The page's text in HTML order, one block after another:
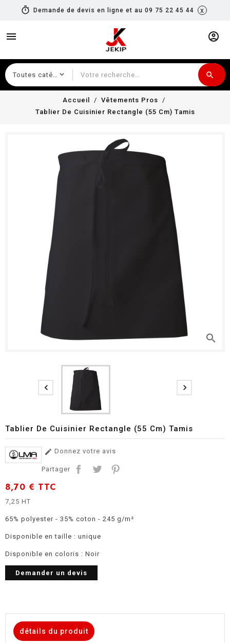
timer Demande de devis en ligne et au 09 75 22 45 44 x
menu account_circle
search
Accueil
Vêtements Pros
Tablier De Cuisinier Rectangle (55 Cm) Tamis
search
 
Tablier De Cuisinier Rectangle (55 Cm) Tamis
 Donnez votre avis
Partager
8,70 € TTC
7,25 HT
65% polyester - 35% coton - 245 g/m²
Disponible en taille : unique
Disponible en coloris : Noir
Demander un devis
détails du produit